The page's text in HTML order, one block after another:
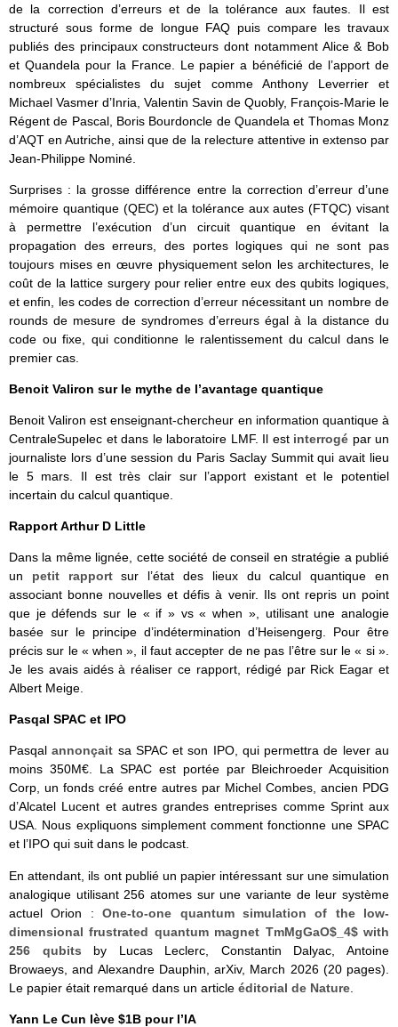
de la correction d’erreurs et de la tolérance aux fautes. Il est
structuré sous forme de longue FAQ puis compare les travaux
publiés des principaux constructeurs dont notamment Alice & Bob
et Quandela pour la France. Le papier a bénéficié de l’apport de
nombreux spécialistes du sujet comme Anthony Leverrier et
Michael Vasmer d’Inria, Valentin Savin de Quobly, François-Marie le
Régent de Pascal, Boris Bourdoncle de Quandela et Thomas Monz
d’AQT en Autriche, ainsi que de la relecture attentive in extenso par
Jean-Philippe Nominé.
Surprises : la grosse différence entre la correction d’erreur d’une
mémoire quantique (QEC) et la tolérance aux autes (FTQC) visant
à permettre l’exécution d’un circuit quantique en évitant la
propagation des erreurs, des portes logiques qui ne sont pas
toujours mises en œuvre physiquement selon les architectures, le
coût de la lattice surgery pour relier entre eux des qubits logiques,
et enfin, les codes de correction d’erreur nécessitant un nombre de
rounds de mesure de syndromes d’erreurs égal à la distance du
code ou fixe, qui conditionne le ralentissement du calcul dans le
premier cas.
Benoit Valiron sur le mythe de l’avantage quantique
Benoit Valiron est enseignant-chercheur en information quantique à
CentraleSupelec et dans le laboratoire LMF. Il est interrogé par un
journaliste lors d’une session du Paris Saclay Summit qui avait lieu
le 5 mars. Il est très clair sur l’apport existant et le potentiel
incertain du calcul quantique.
Rapport Arthur D Little
Dans la même lignée, cette société de conseil en stratégie a publié
un petit rapportsur l’état des lieux du calcul quantique en
associant bonne nouvelles et défis à venir. Ils ont repris un point
que je défends sur le « if » vs « when », utilisant une analogie
basée sur le principe d’indétermination d’Heisengerg. Pour être
précis sur le « when », il faut accepter de ne pas l’être sur le « si ».
Je les avais aidés à réaliser ce rapport, rédigé par Rick Eagar et
Albert Meige.
Pasqal SPAC et IPO
Pasqalannonçait sa SPAC et son IPO, qui permettra de lever au
moins 350M€. La SPAC est portée par Bleichroeder Acquisition
Corp, un fonds créé entre autres par Michel Combes, ancien PDG
d’Alcatel Lucent et autres grandes entreprises comme Sprint aux
USA. Nous expliquons simplement comment fonctionne une SPAC
et l’IPO qui suit dans le podcast.
En attendant, ils ont publié un papier intéressant sur une simulation
analogique utilisant 256 atomes sur une variante de leur système
actuel Orion :One-to-one quantum simulation of the low-
dimensional frustrated quantum magnet TmMgGaO$_4$ with
256 qubits by Lucas Leclerc, Constantin Dalyac, Antoine
Browaeys, and Alexandre Dauphin, arXiv, March 2026 (20 pages).
Le papier était remarqué dans un article éditorial de Nature
Yann Le Cun lève $1B pour l’IA